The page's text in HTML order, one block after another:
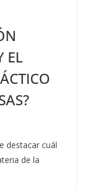
EL
destacar cuál
de la